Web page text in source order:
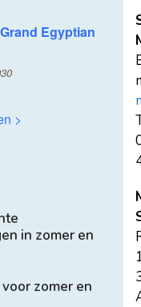
Egyptian
>
in zomer en
zomer en